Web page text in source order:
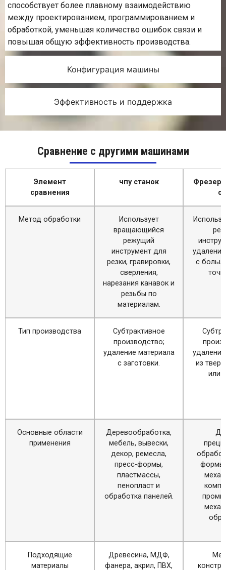
Конфигурация машины
Эффективность и поддержка
способствует более плавному взаимодействию
между проектированием, программированием и
обработкой, уменьшая количество ошибок связи и
повышая общую эффективность производства.
Сравнение с другими машинами
Элемент
сравнения
чпу станок
с
Метод обработки
Использует
вращающийся
режущий
инструмент для
резки, гравировки,
сверления,
нарезания канавок и
резьбы по
материалам.
с
Тип производства
Субтрактивное
производство;
удаление материала
с заготовки.
из
или
Основные области
применения
Деревообработка,
мебель, вывески,
декор, ремесла,
пресс-формы,
пластмассы,
пенопласт и
обработка панелей.
Подходящие
материалы
Древесина, МДФ,
фанера, акрил, ПВХ,